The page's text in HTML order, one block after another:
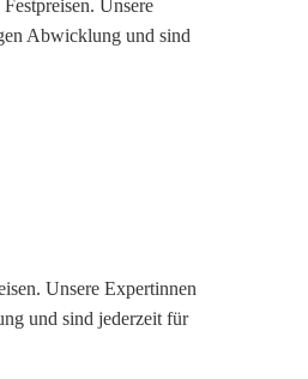
Unsere
Abwicklung und sind
Unsere Expertinnen
und sind jederzeit für